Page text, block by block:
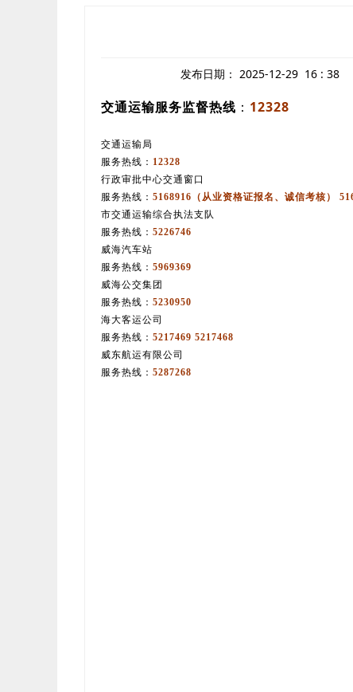
发布日期： 2025-12-29 16 : 38
交通运输服务监督热线 ： 12328
交通运输局
服务热线： 12328
行政审批中心交通窗口
服务热线： 5168916（从业资格证报名、诚信考核）
市交通运输综合执法支队
服务热线： 5226746
威海汽车站
服务热线： 5969369
威海公交集团
服务热线： 5230950
海大客运公司
服务热线： 5217469 5217468
威东航运有限公司
服务热线： 5287268